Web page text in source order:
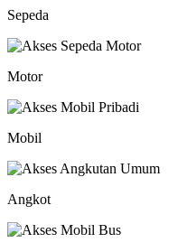
Sepeda
Motor
Mobil
Angkot